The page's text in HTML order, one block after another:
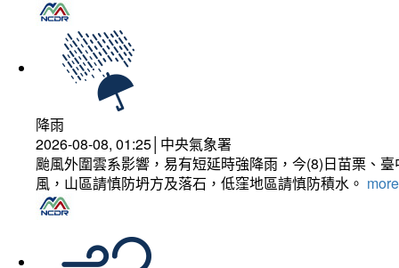
降雨
2026-08-08, 01:25│中央氣象署
颱風外圍雲系影響，易有短延時強降雨，今(8)日苗栗、
風，山區請慎防坍方及落石，低窪地區請慎防積水。